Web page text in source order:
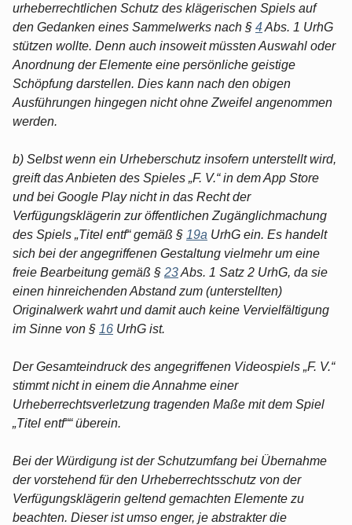
urheberrechtlichen Schutz des klägerischen Spiels auf
den Gedanken eines Sammelwerks nach § 4Abs. 1 UrhG
stützen wollte. Denn auch insoweit müssten Auswahl oder
Anordnung der Elemente eine persönliche geistige
Schöpfung darstellen. Dies kann nach den obigen
Ausführungen hingegen nicht ohne Zweifel angenommen
werden.
b) Selbst wenn ein Urheberschutz insofern unterstellt wird,
greift das Anbieten des Spieles „F. V.“ in dem App Store
und bei Google Play nicht in das Recht der
Verfügungsklägerin zur öffentlichen Zugänglichmachung
des Spiels „Titel entf“ gemäß § 19a UrhG ein. Es handelt
sich bei der angegriffenen Gestaltung vielmehr um eine
freie Bearbeitung gemäß § 23Abs. 1 Satz 2 UrhG, da sie
einen hinreichenden Abstand zum (unterstellten)
Originalwerk wahrt und damit auch keine Vervielfältigung
im Sinne von § 16 UrhG ist.
Der Gesamteindruck des angegriffenen Videospiels „F. V.“
stimmt nicht in einem die Annahme einer
Urheberrechtsverletzung tragenden Maße mit dem Spiel
„Titel entf““ überein.
Bei der Würdigung ist der Schutzumfang bei Übernahme
der vorstehend für den Urheberrechtsschutz von der
Verfügungsklägerin geltend gemachten Elemente zu
beachten. Dieser ist umso enger, je abstrakter die